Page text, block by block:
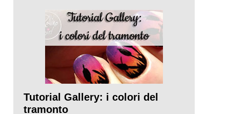
Tutorial Gallery: i colori del
tramonto